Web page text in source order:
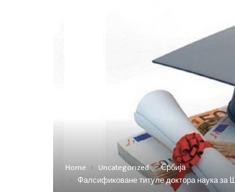
Home Uncategorized
Србија
Фалсификоване титуле доктора наука за